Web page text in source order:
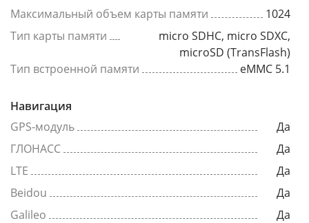
Максимальный объем карты памяти
1024
Тип карты памяти
micro SDHC, micro SDXC,
microSD (TransFlash)
Тип встроенной памяти
eMMC 5.1
Навигация
GPS-модуль
Да
ГЛОНАСС
Да
LTE
Да
Beidou
Да
Galileo
Да